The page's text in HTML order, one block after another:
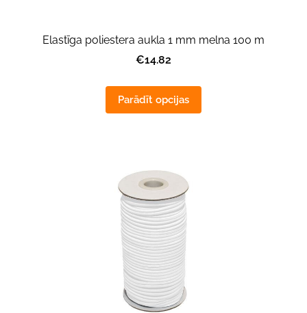
Elastīga poliestera aukla 1 mm melna 100 m
€14.82
Parādīt opcijas